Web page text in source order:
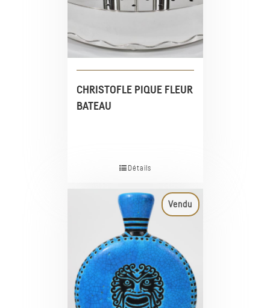
CHRISTOFLE PIQUE FLEUR
BATEAU
Détails
Vendu